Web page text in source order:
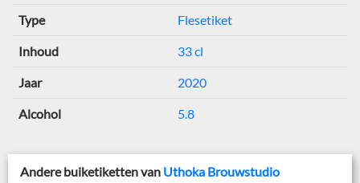
Type Flesetiket
Inhoud 33 cl
Jaar 2020
Alcohol 5.8
Andere buiketiketten van Uthoka Brouwstudio